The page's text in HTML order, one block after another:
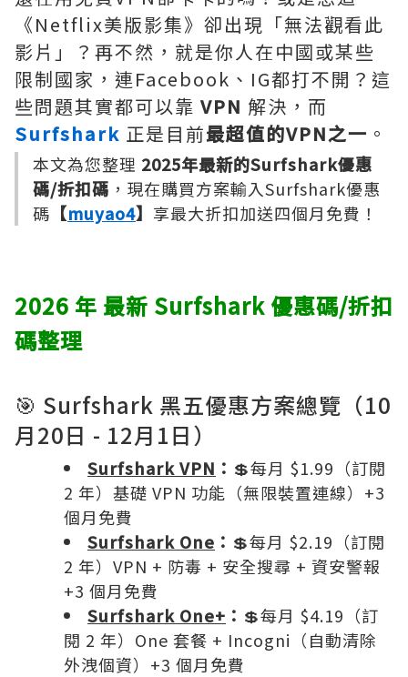
《Netflix美版影集》卻出現「無法觀看此
影片」？再不然，就是你人在中國或某些
限制國家，連Facebook、IG都打不開？這
些問題其實都可以靠 VPN 解決，而
Surfshark 正是目前最超值的VPN之一 。
本文為您整理 2025年最新的Surfshark優惠
碼/折扣碼 ，現在購買方案輸入Surfshark優惠
碼 【muyao4】 享最大折扣加送四個月免費！
2026 年 最新 Surfshark 優惠碼/折扣
碼整理
🎯 Surfshark 黑五優惠方案總覽（10
月20日 - 12月1日）
Surfshark VPN ： 💲每月 $1.99（訂閱
2 年）基礎 VPN 功能（無限裝置連線）+3
個月免費
Surfshark One ： 💲每月 $2.19（訂閱
2 年）VPN + 防毒 + 安全搜尋 + 資安警報
+3 個月免費
Surfshark One+ ： 💲每月 $4.19（訂
閱 2 年）One 套餐 + Incogni（自動清除
外洩個資）+3 個月免費